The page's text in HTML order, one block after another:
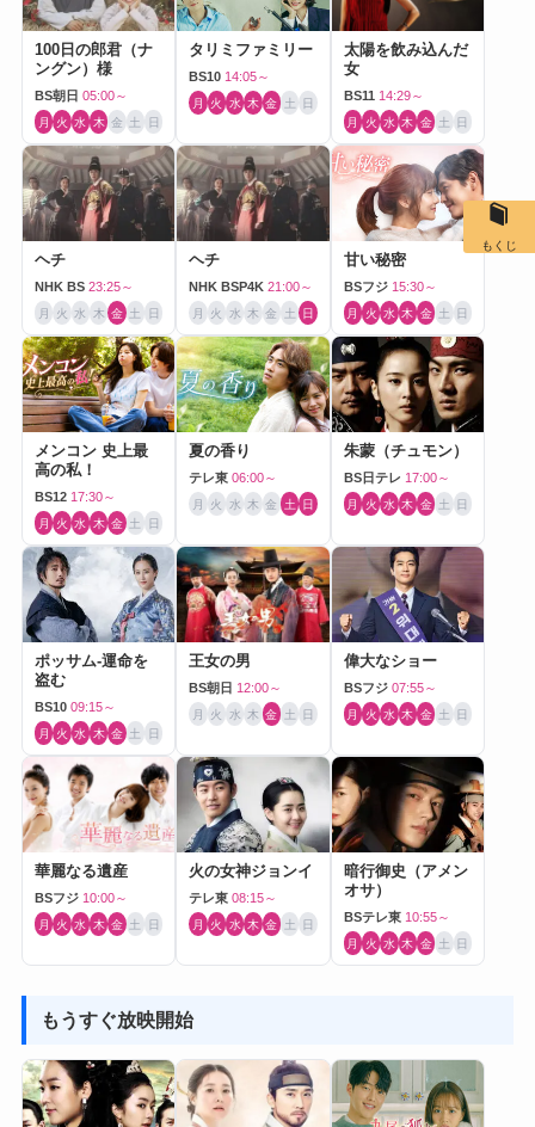
100日の郎君（ナ
ングン）様
BS朝日 05:00～
月 火 水 木 金 土 日
タリミファミリー
BS10 14:05～
月 火 水 木 金 土 日
太陽を飲み込んだ
女
BS11 14:29～
月 火 水 木 金 土 日
ヘチ
NHK BS 23:25～
月 火 水 木 金 土 日
ヘチ
NHK BSP4K 21:00～
月 火 水 木 金 土 日
甘い秘密
BSフジ 15:30～
月 火 水 木 金 土 日
メンコン 史上最
高の私！
BS12 17:30～
月 火 水 木 金 土 日
夏の香り
テレ東 06:00～
月 火 水 木 金 土 日
朱蒙（チュモン）
BS日テレ 17:00～
月 火 水 木 金 土 日
ポッサム-運命を
盗む
BS10 09:15～
月 火 水 木 金 土 日
王女の男
BS朝日 12:00～
月 火 水 木 金 土 日
偉大なショー
BSフジ 07:55～
月 火 水 木 金 土 日
華麗なる遺産
BSフジ 10:00～
月 火 水 木 金 土 日
火の女神ジョンイ
テレ東 08:15～
月 火 水 木 金 土 日
暗行御史（アメン
オサ）
BSテレ東 10:55～
月 火 水 木 金 土 日
もうすぐ放映開始
もくじ